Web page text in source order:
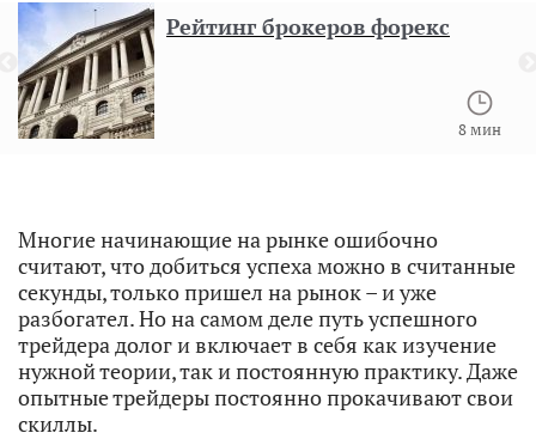
Рейтинг брокеров форекс
8 мин
Многие начинающие на рынке ошибочно
считают, что добиться успеха можно в считанные
секунды, только пришел на рынок – и уже
разбогател. Но на самом деле путь успешного
трейдера долог и включает в себя как изучение
нужной теории, так и постоянную практику. Даже
опытные трейдеры постоянно прокачивают свои
скиллы.